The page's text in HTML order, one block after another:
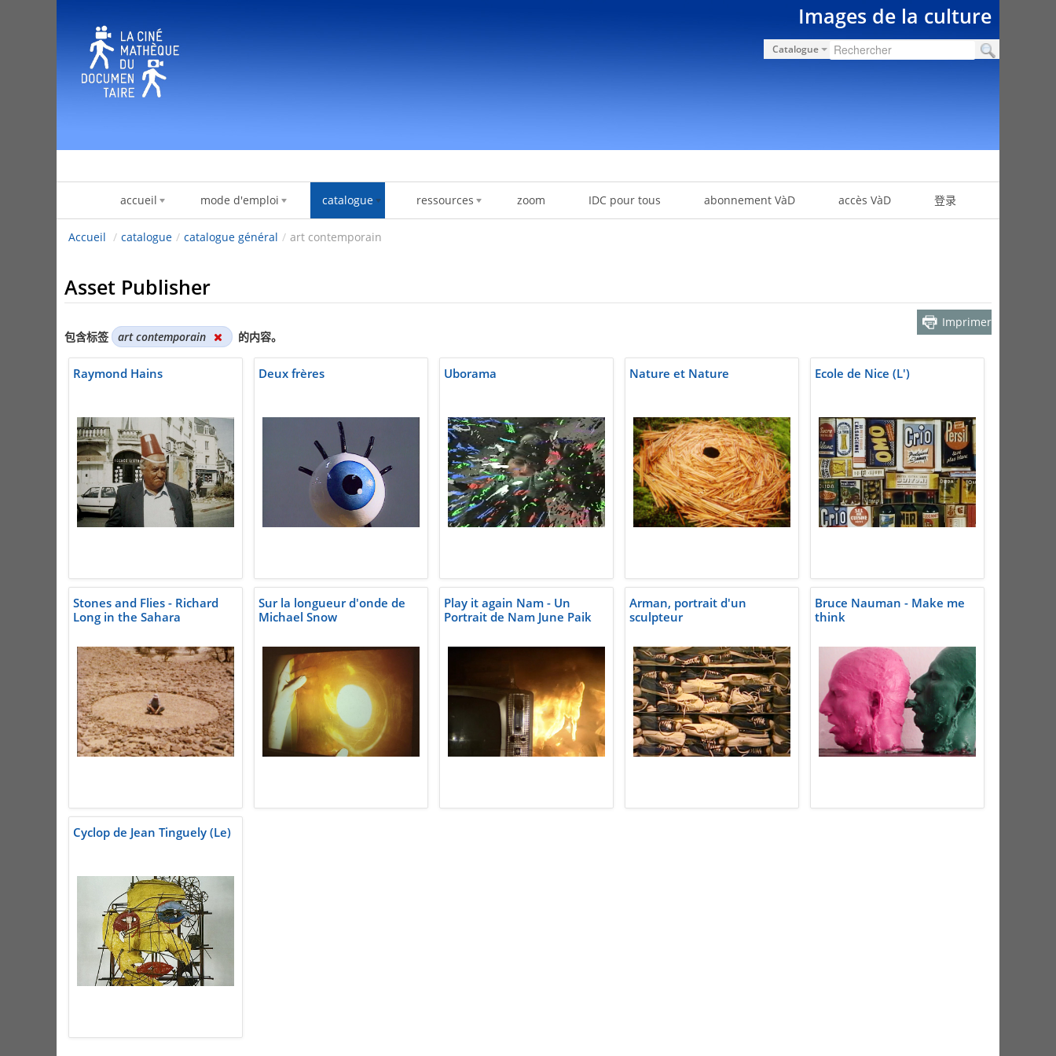
Images de la culture
Catalogue
accueil mode d'emploi catalogue ressources zoom IDC pour tous abonnement VàD accès VàD 登录
Accueil / catalogue / catalogue général / art contemporain
Asset Publisher
包含标签 art contemporain 的内容。
Imprimer
Raymond Hains Deux frères Uborama Nature et Nature Ecole de Nice (L')
Stones and Flies - Richard
Long in the Sahara
Sur la longueur d'onde de
Michael Snow
Play it again Nam - Un
Portrait de Nam June Paik
Arman, portrait d'un
sculpteur
Bruce Nauman - Make me
think
Cyclop de Jean Tinguely (Le)